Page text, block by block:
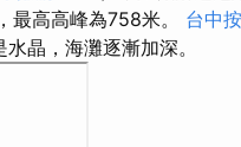
最高高峰為758米。 台中
晶，海灘逐漸加深。